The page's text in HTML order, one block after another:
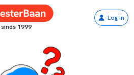
sinds 1999
Log in